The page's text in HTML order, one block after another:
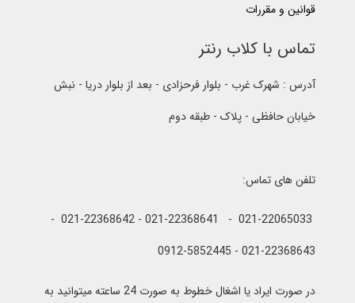
قوانین و مقررات
تماس با کلاب رنتر
آدرس : شهرک غرب - بلوار فرحزادی - بعد از بلوار دریا - نبش
خیابان حافظی - پلاک - طبقه دوم
تلفن های تماس:
021-22065033 - 021-22368641 - 021-22368642 -
021-22368643 - 0912-5852445
در صورت ایراد یا اشغال خطوط به صورت 24 ساعته میتوانید به